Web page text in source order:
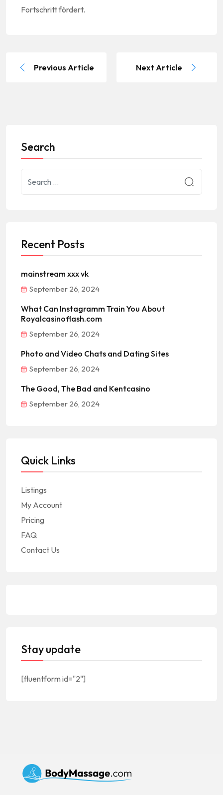
Fortschritt fördert.
Previous Article Next Article
Search
Recent Posts
mainstream xxx vk
September 26, 2024
What Can Instagramm Train You About
Royalcasinoflash.com
September 26, 2024
Photo and Video Chats and Dating Sites
September 26, 2024
The Good, The Bad and Kentcasino
September 26, 2024
Quick Links
Listings
My Account
Pricing
FAQ
Contact Us
Stay update
[fluentform id="2"]